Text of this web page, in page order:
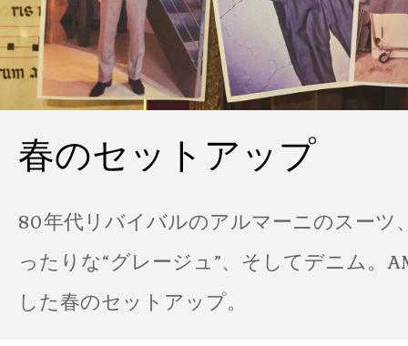
春のセットアップ
80年代リバイバルのアルマーニのスーツ
ったりな“グレージュ”、そしてデニム。
した春のセットアップ。